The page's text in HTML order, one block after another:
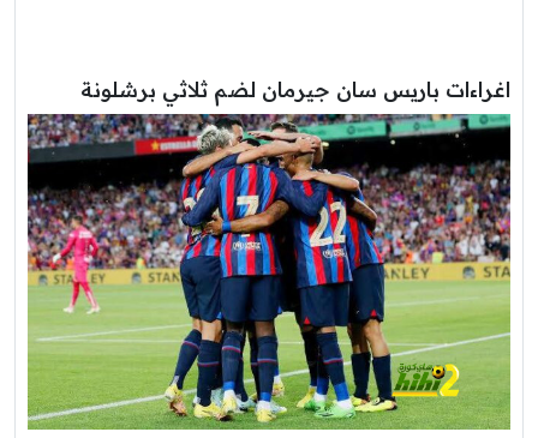
اغراءات باريس سان جيرمان لضم ثلاثي برشلونة